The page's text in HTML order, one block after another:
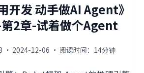
开发 动手做AI Agent》
2章-试着做个Agent
· 2024-12-06 · 阅读时间：14分钟